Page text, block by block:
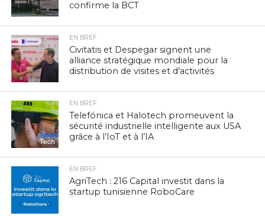
confirme la BCT
EN BREF
Civitatis et Despegar signent une
alliance stratégique mondiale pour la
distribution de visites et d’activités
EN BREF
Telefónica et Halotech promeuvent la
sécurité industrielle intelligente aux USA
grâce à l’IoT et à l’IA
EN BREF
AgriTech : 216 Capital investit dans la
startup tunisienne RoboCare